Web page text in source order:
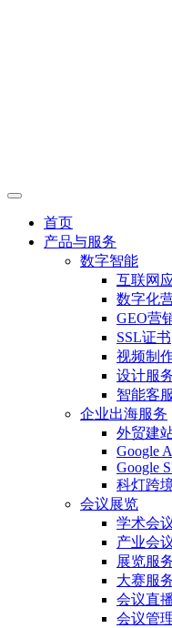
首页
产品与服务
数字智能
互联网
数字化
GEO营
SSL证书
视频制
设计服
智能客
企业出海服务
外贸建
Google
Google
科灯跨
会议展览
学术会
产业会
展览服
大赛服
会议直
会议管